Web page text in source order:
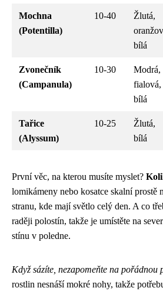
Mochna
(Potentilla)
10-40
Žlutá,
bílá
Zvonečník
(Campanula)
10-30
Modrá,
fialová,
bílá
Tařice
(Alyssum)
10-25
Žlutá,
bílá
První věc, na kterou musíte myslet?
lomikámeny nebo kosatce skalní
stranu, kde mají světlo celý den. A co
raději polostín, takže je umístěte na
stínu v poledne.
Když sázíte, nezapomeňte na pořádnou
rostlin nesnáší mokré nohy, takže